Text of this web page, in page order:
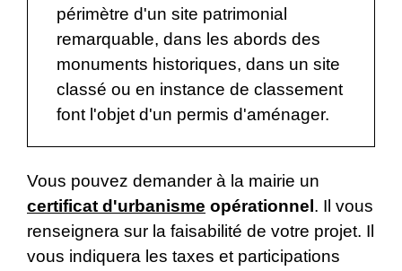
périmètre d'un site patrimonial
remarquable, dans les abords des
monuments historiques, dans un site
classé ou en instance de classement
font l'objet d'un permis d'aménager.
Vous pouvez demander à la mairie un
certificat d'urbanisme opérationnel . Il vous
renseignera sur la faisabilité de votre projet. Il
vous indiquera les taxes et participations